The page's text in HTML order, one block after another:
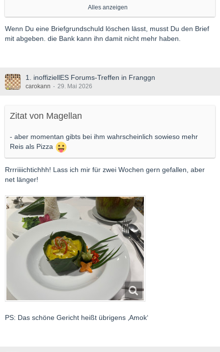
Immobilie, in den 80’er Jahren verschiedene Kredite auf. Dafür
wurden im Grundbuch eine „Grundschuld ohne Brief“ mit
entsprechendem Betrag und eine „Briefgrundschuld“ mit Betrag
eingetragen. Auf der nächsten Seite steht eine Auflistung der
Belastung mehr? Können die Banken immer noch im Besitz der
Grundschuld sein? Wenn ja, wie komme ich da dran?
Alles anzeigen
Wenn Du eine Briefgrundschuld löschen lässt, musst Du den Brief
mit abgeben. die Bank kann ihn damit nicht mehr haben.
1. inoffiziellES Forums-Treffen in Franggn
carokann 29. Mai 2026
Zitat von Magellan
- aber momentan gibts bei ihm wahrscheinlich sowieso mehr
Reis als Pizza
Rrrriiiichtichhh! Lass ich mir für zwei Wochen gern gefallen, aber
net länger!
PS: Das schöne Gericht heißt übrigens ‚Amok‘